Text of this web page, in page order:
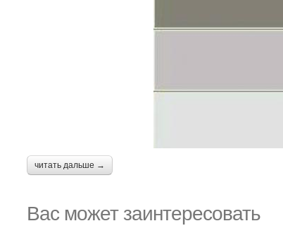
читать дальше →
Вас может заинтересовать